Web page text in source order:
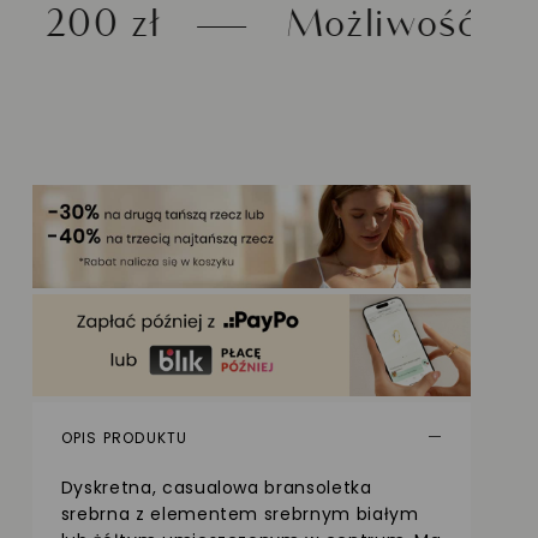
Możliwość zwrotu do 30
OPIS PRODUKTU
Dyskretna, casualowa bransoletka
srebrna z elementem srebrnym białym